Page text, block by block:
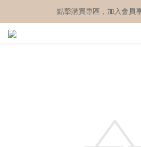
點擊購買專區，加入會員